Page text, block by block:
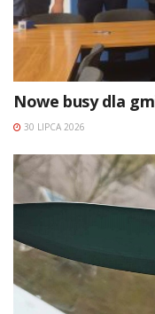
Nowe busy dla
30 LIPCA 2026